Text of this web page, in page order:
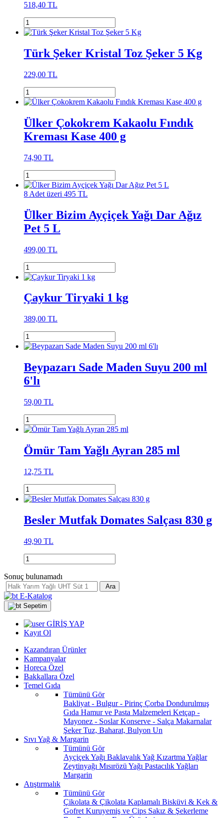
518,40 TL
Türk Şeker Kristal Toz Şeker 5 Kg
229,00 TL
Ülker Çokokrem Kakaolu Fındık
Kreması Kase 400 g
74,90 TL
8 Adet üzeri 495 TL
Ülker Bizim Ayçiçek Yağı Dar Ağız
Pet 5 L
499,00 TL
Çaykur Tiryaki 1 kg
389,00 TL
Beypazarı Sade Maden Suyu 200 ml
6'lı
59,00 TL
Ömür Tam Yağlı Ayran 285 ml
12,75 TL
Besler Mutfak Domates Salçası 830 g
49,90 TL
Sonuç bulunamadı
Ara
E-Katalog
Sepetim
GİRİŞ YAP
Kayıt Ol
Kazandıran Ürünler
Kampanyalar
Horeca Özel
Bakkallara Özel
Temel Gıda
Tümünü Gör
Bakliyat - Bulgur - Pirinç Çorba Dondurulmuş
Gıda Hamur ve Pasta Malzemeleri Ketçap -
Mayonez - SoslarKonserve - Salça Makarnalar
ŞekerTuz, Baharat, Bulyon Un
Sıvı Yağ & Margarin
Tümünü Gör
Ayçiçek Yağı Baklavalık Yağ Kızartma Yağlar
Zeytinyağı Mısırözü Yağı Pastacılık Yağları
Margarin
Atıştırmalık
Tümünü Gör
Çikolata & Çikolata Kaplamalı Bisküvi & Kek &
Gofret Kuruyemiş ve Cips Sakız & Şekerleme